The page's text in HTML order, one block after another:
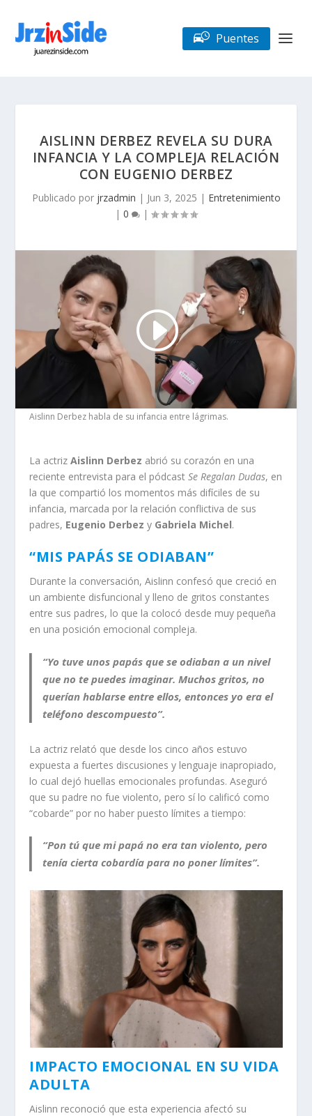
Puentes
AISLINN DERBEZ REVELA SU DURA
INFANCIA Y LA COMPLEJA RELACIÓN
CON EUGENIO DERBEZ
Publicado por jrzadmin | Jun 3, 2025 | Entretenimiento
| 0 |
Aislinn Derbez habla de su infancia entre lágrimas.
La actrizAislinn Derbez abrió su corazón en una
reciente entrevista para el pódcastSe Regalan Dudas, en
la que compartió los momentos más difíciles de su
infancia, marcada por la relación conflictiva de sus
padres, Eugenio Derbez y Gabriela Michel.
“MIS PAPÁS SE ODIABAN”
Durante la conversación, Aislinn confesó que creció en
un ambiente disfuncional y lleno de gritos constantes
entre sus padres, lo que la colocó desde muy pequeña
en una posición emocional compleja.
“Yo tuve unos papás que se odiaban a un nivel
que no te puedes imaginar. Muchos gritos, no
querían hablarse entre ellos, entonces yo era el
teléfono descompuesto”.
La actriz relató que desde los cinco años estuvo
expuesta a fuertes discusiones y lenguaje inapropiado,
lo cual dejó huellas emocionales profundas. Aseguró
que su padre no fue violento, pero sí lo calificó como
“cobarde” por no haber puesto límites a tiempo:
“Pon tú que mi papá no era tan violento, pero
tenía cierta cobardía para no poner límites”.
IMPACTO EMOCIONAL EN SU VIDA
ADULTA
Aislinn reconoció que esta experiencia afectó su